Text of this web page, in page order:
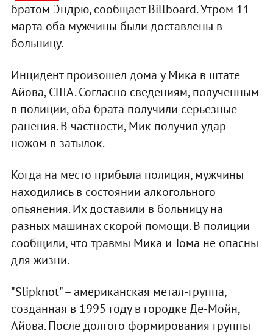
братом Эндрю, сообщает Billboard. Утром 11
марта оба мужчины были доставлены в
больницу.
Инцидент произошел дома у Мика в штате
Айова, США. Согласно сведениям, полученным
в полиции, оба брата получили серьезные
ранения. В частности, Мик получил удар
ножом в затылок.
Когда на место прибыла полиция, мужчины
находились в состоянии алкогольного
опьянения. Их доставили в больницу на
разных машинах скорой помощи. В полиции
сообщили, что травмы Мика и Тома не опасны
для жизни.
"Slipknot" – американская метал-группа,
созданная в 1995 году в городке Де-Мойн,
Айова. После долгого формирования группы